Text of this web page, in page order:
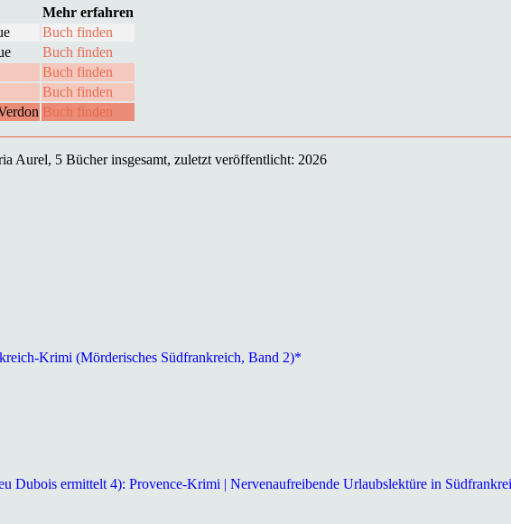
Mehr erfahren
Buch finden
Buch finden
Buch finden
Buch finden
Buch finden
Aurel, 5 Bücher insgesamt, zuletzt veröffentlicht: 2026
Krimi (Mörderisches Südfrankreich, Band 2)*
Dubois ermittelt 4): Provence-Krimi | Nervenaufreibende Urlaubslektüre in